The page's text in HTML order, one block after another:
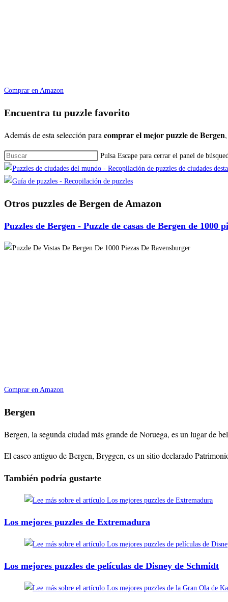
Comprar en Amazon
Encuentra tu puzzle favorito
Además de esta selección paracomprar el mejor puzzle de Bergen
Pulsa Escape para cerrar el panel de
Otros puzzles de Bergen de Amazon
Puzzles de Bergen - Puzzle de casas de Bergen de 1000
Comprar en Amazon
Bergen
Bergen, la segunda ciudad más grande de Noruega, es un lugar de
El casco antiguo de Bergen, Bryggen, es un sitio declarado
También podría gustarte
Los mejores puzzles de Extremadura
Los mejores puzzles de películas de Disney de Schmidt